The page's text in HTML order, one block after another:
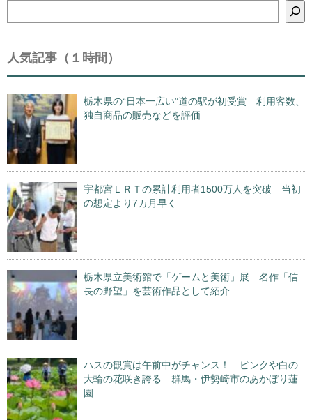
索
人気記事（１時間）
栃木県の“日本一広い”道の駅が初受賞 利用客数、
独自商品の販売などを評価
宇都宮ＬＲＴの累計利用者1500万人を突破 当初
の想定より7カ月早く
栃木県立美術館で「ゲームと美術」展 名作「信
長の野望」を芸術作品として紹介
ハスの観賞は午前中がチャンス！ ピンクや白の
大輪の花咲き誇る 群馬・伊勢崎市のあかぼり蓮
園